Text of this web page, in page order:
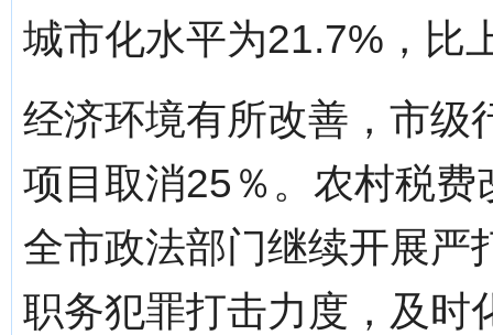
城市化水平为21.7%，比
经济环境有所改善，市级
项目取消25％。农村税
全市政法部门继续开展严
职务犯罪打击力度，及时